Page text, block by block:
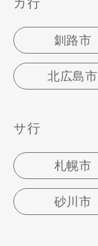
釧路市
北広島市
サ行
札幌市
砂川市